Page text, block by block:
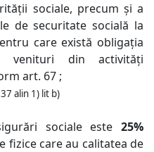
sociale, precum și a
de securitate socială la
care există obligația
venituri din activități
art. 67 ;
alin 1) lit b)
sociale este 25%
fizice care au calitatea de